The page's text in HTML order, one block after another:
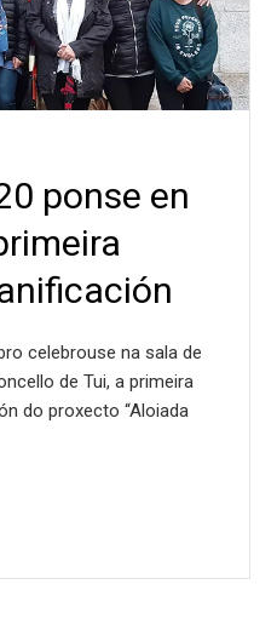
ponse en
celebrouse na sala de
de Tui, a primeira
do proxecto “Aloiada